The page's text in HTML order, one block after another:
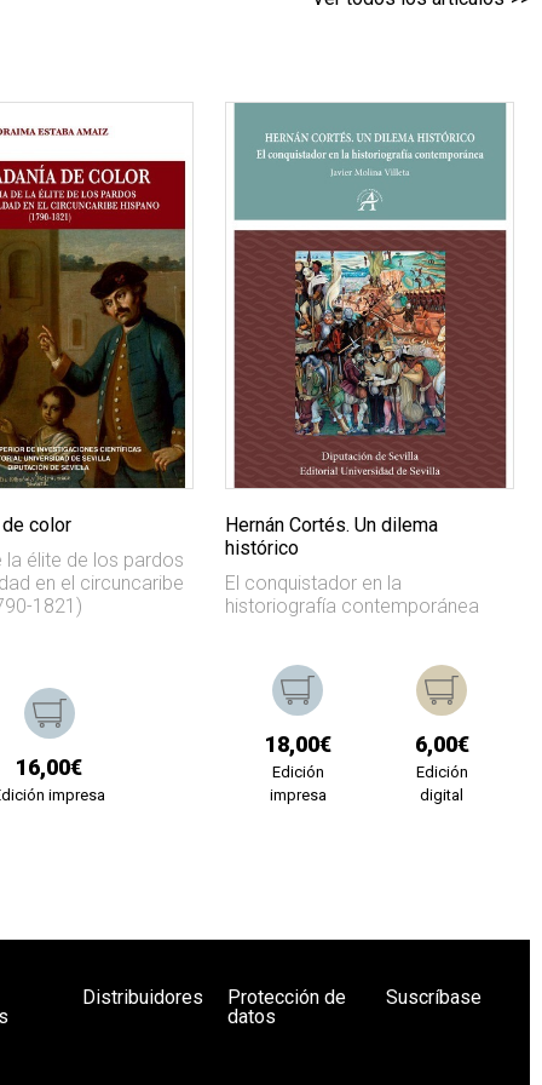
color
la élite de los pardos
en el circuncaribe
1821)
16,00€
impresa
Hernán Cortés. Un dilema
histórico
El conquistador en la
historiografía contemporánea
18,00€
Edición
impresa
6,00€
Edición
digital
Distribuidores
Protección de
datos
Suscríbase